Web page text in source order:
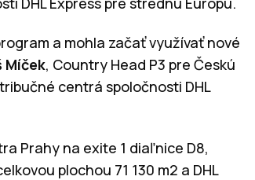
a mohla začať využívať nové
Míček, Country Head P3 pre Českú
centrá spoločnosti DHL
Prahy na exite 1 diaľnice D8,
plochou 71 130 m2 a DHL